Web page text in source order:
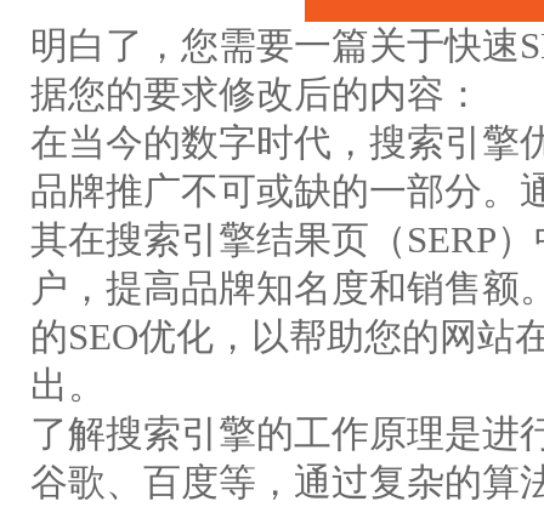
明白了，您需要一篇关于快速
据您的要求修改后的内容：
在当今的数字时代，搜索引擎
品牌推广不可或缺的一部分。
其在搜索引擎结果页（SERP
户，提高品牌知名度和销售额
的SEO优化，以帮助您的网站
出。
了解搜索引擎的工作原理是进
谷歌、百度等，通过复杂的算